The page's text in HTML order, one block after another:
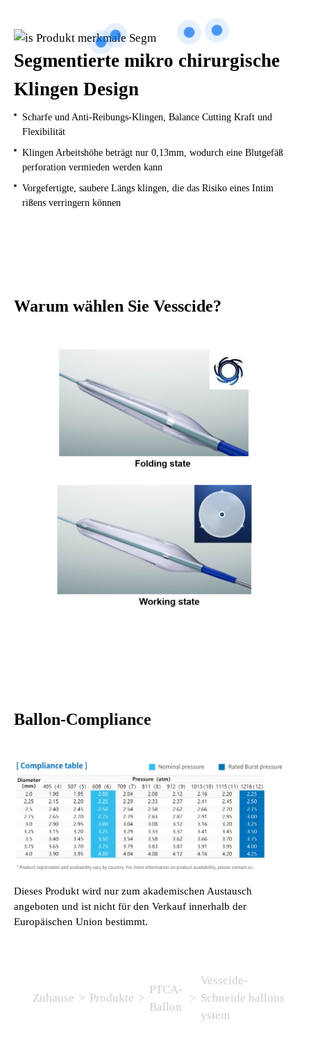
Segmentierte mikro chirurgische
Klingen Design
Scharfe und Anti-Reibungs-Klingen, Balance Cutting Kraft und
Flexibilität
Klingen Arbeitshöhe beträgt nur 0,13mm, wodurch eine Blutgefäß
perforation vermieden werden kann
Vorgefertigte, saubere Längs klingen, die das Risiko eines Intim
rißens verringern können
Warum wählen Sie Vesscide?
Ballon-Compliance
Dieses Produkt wird nur zum akademischen Austausch
angeboten und ist nicht für den Verkauf innerhalb der
Europäischen Union bestimmt.
Zuhause > Produkte >
PTCA-
Ballon
>
Vesscide-
Schneide ballons
ystem